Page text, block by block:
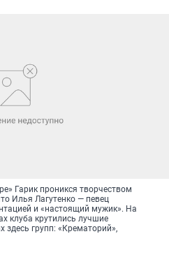
Гарик проникся творчеством
Илья Лагутенко — певец
и «настоящий мужик». На
клуба крутились лучшие
здесь групп: «Крематорий»,